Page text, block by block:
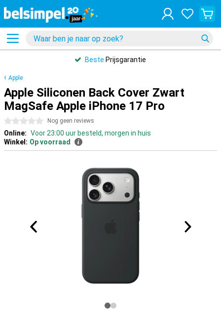
Beste Prijsgarantie
Apple
Apple Siliconen Back Cover Zwart
MagSafe Apple iPhone 17 Pro
0 sterren Nog geen reviews
Online: Voor 23:00 uur besteld, morgen in huis
Winkel: Op voorraad